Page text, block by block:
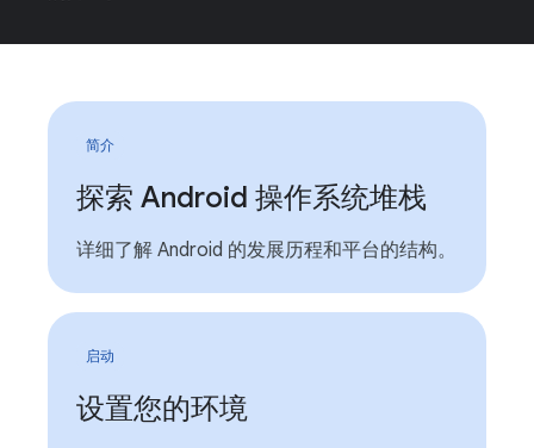
简介
探索 Android 操作系统堆栈
详细了解 Android 的发展历程和平台的结构。
启动
设置您的环境